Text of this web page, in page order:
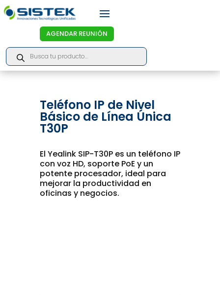
AGENDAR REUNIÓN
Products
search
Teléfono IP de Nivel
Básico de Línea Única
T30P
El Yealink SIP-T30P es un teléfono IP
con voz HD, soporte PoE y un
potente procesador, ideal para
mejorar la productividad en
oficinas y negocios.